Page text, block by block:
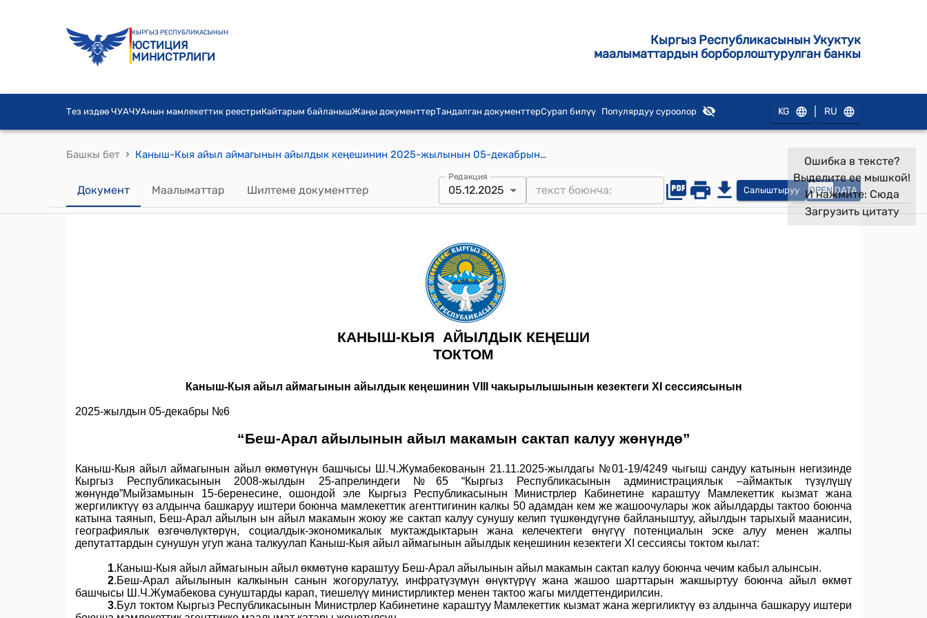
КЫРГЫЗ РЕСПУБЛИКАСЫНЫН
ЮСТИЦИЯ
МИНИСТРЛИГИ
Кыргыз Республикасынын Укуктук
маалыматтардын борборлоштурулган банкы
Тез издөө ЧУАЧУАнын мамлекеттик реестриКайтарым байланышЖаңы документтерТандалган документтерСурап билүү Популярдуу суроолор KG RU
Башкы бет › Каныш-Кыя айыл аймагынын айылдык кеңешинин 2025-жылынын 05-декабрындагы №6 “Беш-Арал айылынын айыл макамын сактап калуу жөнүндө” токтому
Документ Маалыматтар Шилтеме документтер
Редакция
05.12.2025 Салыштыруу OPEN DATA
Ошибка в тексте?
Выделите ее мышкой!
И нажмите: Сюда
Загрузить цитату